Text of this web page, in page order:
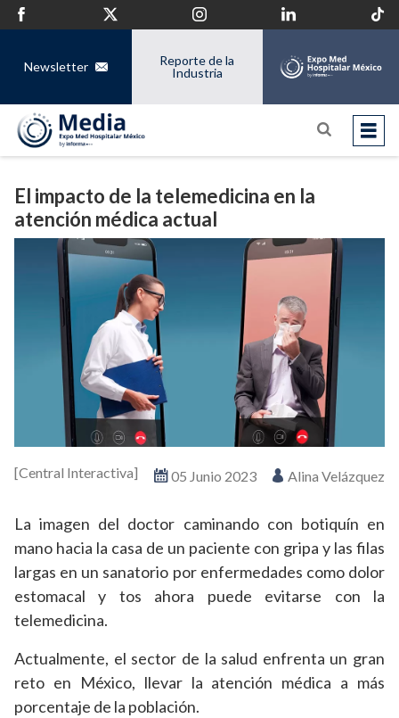
Newsletter
Reporte de la
Industria
El impacto de la telemedicina en la
atención médica actual
05 Junio 2023 Alina Velázquez
[Central Interactiva]
La imagen del doctor caminando con botiquín en
mano hacia la casa de un paciente con gripa y las filas
largas en un sanatorio por enfermedades como dolor
estomacal y tos ahora puede evitarse con la
telemedicina.
Actualmente, el sector de la salud enfrenta un gran
reto en México, llevar la atención médica a más
porcentaje de la población.